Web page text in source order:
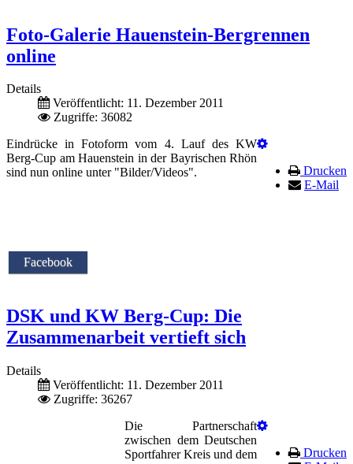
Foto-Galerie Hauenstein-Bergrennen
online
Details
Veröffentlicht: 11. Dezember 2011
Zugriffe: 36082
Drucken
E-Mail
Eindrücke in Fotoform vom 4. Lauf des KW
Berg-Cup am Hauenstein in der Bayrischen Rhön
sind nun online unter "Bilder/Videos".
Facebook
DSK und KW Berg-Cup: Die
Zusammenarbeit vertieft sich
Details
Veröffentlicht: 11. Dezember 2011
Zugriffe: 36267
Drucken
Die Partnerschaft
zwischen dem Deutschen
Sportfahrer Kreis und dem